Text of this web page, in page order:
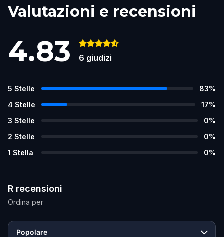
Valutazioni e recensioni
4.83 6 giudizi
5 Stelle 83%
4 Stelle 17%
3 Stelle 0%
2 Stelle 0%
1 Stella 0%
R recensioni
Ordina per
Popolare